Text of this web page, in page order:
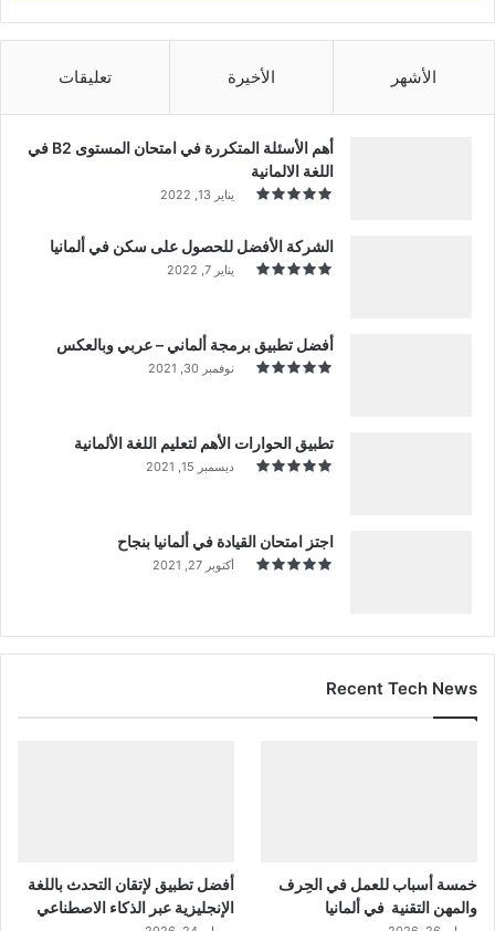
الأشهر الأخيرة تعليقات
أهم الأسئلة المتكررة في امتحان المستوى B2 في
اللغة الالمانية
يناير 13, 2022
الشركة الأفضل للحصول على سكن في ألمانيا
يناير 7, 2022
أفضل تطبيق برمجة ألماني – عربي وبالعكس
نوفمبر 30, 2021
تطبيق الحوارات الأهم لتعليم اللغة الألمانية
ديسمبر 15, 2021
اجتز امتحان القيادة في ألمانيا بنجاح
أكتوبر 27, 2021
Recent Tech News
خمسة أسباب للعمل في الحِرف
والمهن التقنية في ألمانيا
أفضل تطبيق لإتقان التحدث باللغة
الإنجليزية عبر الذكاء الاصطناعي